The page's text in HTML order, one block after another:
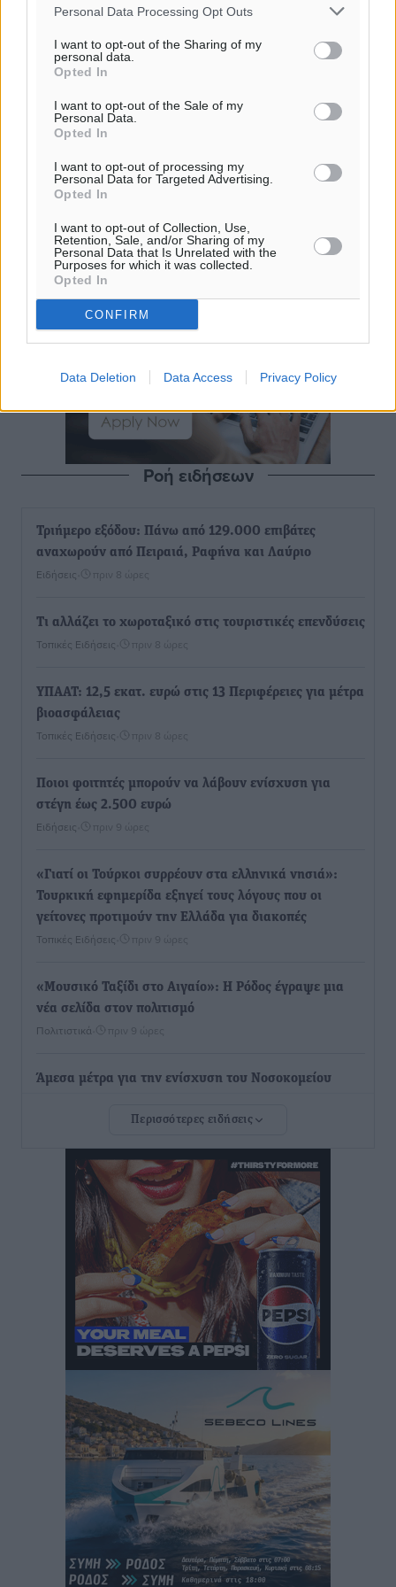
Personal Data Processing Opt Outs
I want to opt-out of the Sharing of my
personal data.
Opted In
I want to opt-out of the Sale of my
Personal Data.
Opted In
I want to opt-out of processing my
Personal Data for Targeted Advertising.
Opted In
I want to opt-out of Collection, Use,
Retention, Sale, and/or Sharing of my
Personal Data that Is Unrelated with the
Purposes for which it was collected.
Opted In
CONFIRM
Data Deletion Data Access Privacy Policy
Ροή ειδήσεων
Τριήμερο εξόδου: Πάνω από 129.000 επιβάτες
αναχωρούν από Πειραιά, Ραφήνα και Λαύριο
Ειδήσεις πριν 8 ώρες
Τι αλλάζει το χωροταξικό στις τουριστικές επενδύσεις
Τοπικές Ειδήσεις πριν 8 ώρες
ΥΠΑΑΤ: 12,5 εκατ. ευρώ στις 13 Περιφέρειες για μέτρα
βιοασφάλειας
Τοπικές Ειδήσεις πριν 8 ώρες
Ποιοι φοιτητές μπορούν να λάβουν ενίσχυση για
στέγη έως 2.500 ευρώ
Ειδήσεις πριν 9 ώρες
«Γιατί οι Τούρκοι συρρέουν στα ελληνικά νησιά»:
Τουρκική εφημερίδα εξηγεί τους λόγους που οι
γείτονες προτιμούν την Ελλάδα για διακοπές
Τοπικές Ειδήσεις πριν 9 ώρες
«Μουσικό Ταξίδι στο Αιγαίο»: Η Ρόδος έγραψε μια
νέα σελίδα στον πολιτισμό
Πολιτιστικά πριν 9 ώρες
Άμεσα μέτρα για την ενίσχυση του Νοσοκομείου
ανακοίνωσε ο Άδωνις Γεωργιάδης
Iατρικός Σύλλογος Ροδου προς Α. Γεωργιάδη:
Στρατηγικές Προτάσεις για την Ενίσχυση της
Δημόσιας Υγείας στη Νησιωτική Ελλάδα και στα
Νοσοκομεία της Γ΄ Ζώνης
Τοπικές Ειδήσεις• πριν 10 ώρες
Πάνθηρες: Ξεκίνησαν αισιόδοξοι για την παρθενική
“πτήση” τους
Αθλητικά• πριν 10 ώρες
Άρης Αρχαγγέλου: Στο πλευρό του άτυχου Ιάκωβου
Θωμά
Αθλητικά• πριν 10 ώρες
Φοίβος: Η μεγάλη επιστροφή του Μπρένο Σαλβατιέρα
πριν 10 ώρες
Κλεάνθης: Έτοιμες οι κάρτες διαρκείας της νέας
Περισσότερες ειδήσεις